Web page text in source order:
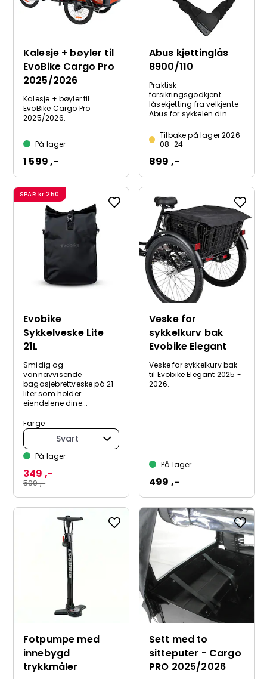
Kalesje + bøyler til
EvoBike Cargo Pro
2025/2026
Kalesje + bøyler til
EvoBike Cargo Pro
2025/2026.
På lager
1 599 ,-
Abus kjettinglås
8900/110
Praktisk
forsikringsgodkjent
låsekjetting fra velkjente
Abus for sykkelen din.
Tilbake på lager 2026-
08-24
899 ,-
SPAR kr 250
Evobike
Sykkelveske Lite
21L
Smidig og
vannavvisende
bagasjebrettveske på 21
liter som holder
eiendelene dine...
Farge
Svart
På lager
599 ,-
349 ,-
Veske for
sykkelkurv bak
Evobike Elegant
Veske for sykkelkurv bak
til Evobike Elegant 2025 -
2026.
På lager
499 ,-
Fotpumpe med
innebygd
trykkmåler
Sett med to
sitteputer - Cargo
PRO 2025/2026